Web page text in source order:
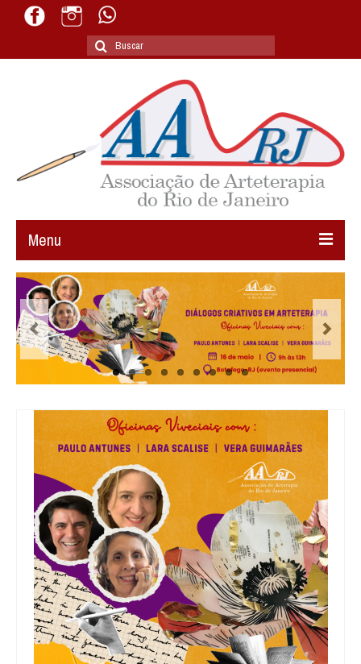
Buscar
por:
Menu
AARJ
Arteterapia
Cursos
Associadas (os) AARJ
Blog
Contato